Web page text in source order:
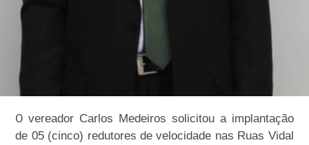
Overeador Carlos Medeiros solicitou a implantação
de 05 (cinco) redutores de velocidade nas Ruas Vidal